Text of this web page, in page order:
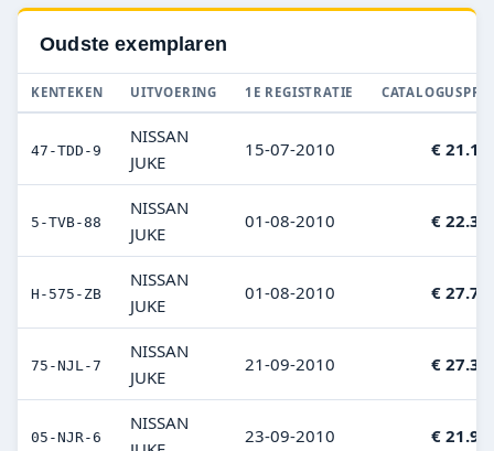
Oudste exemplaren
KENTEKEN UITVOERING 1E REGISTRATIE
47-TDD-9
NISSAN
JUKE
15-07-2010 €
5-TVB-88
NISSAN
JUKE
01-08-2010 €
H-575-ZB
NISSAN
JUKE
01-08-2010 €
75-NJL-7
NISSAN
JUKE
21-09-2010 €
05-NJR-6
NISSAN
23-09-2010 €